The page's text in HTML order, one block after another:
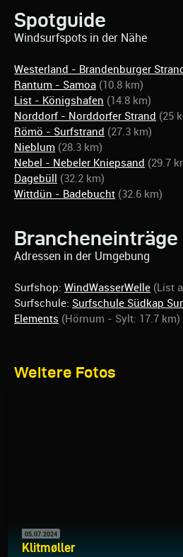
Spotguide
Windsurfspots in der Nähe
Westerland - Brandenburger
Rantum - Samoa (10.8 km)
List - Königshafen (14.8 km)
Norddorf - Norddorfer Strand (25
Römö - Surfstrand (27.3 km)
Nieblum (28.3 km)
Nebel - Nebeler Kniepsand (29.7
Dagebüll (32.2 km)
Wittdün - Badebucht (32.6 km)
Brancheneinträge
Adressen in der Umgebung
Surfshop: WindWasserWelle (List
Surfschule: Surfschule Südkap
Elements (Hörnum - Sylt: 17.7 km)
Weitere Fotos
05.07.2024
Klitmøller